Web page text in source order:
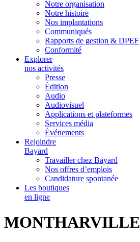
Notre organisation
Notre histoire
Nos implantations
Communiqués
Rapports de gestion & DPEF
Conformité
Explorer
nos activités
Presse
Édition
Audio
Audiovisuel
Applications et plateformes
Services média
Événements
Rejoindre
Bayard
Travailler chez Bayard
Nos offres d’emplois
Candidature spontanée
Les boutiques
en ligne
MONTHARVILLE